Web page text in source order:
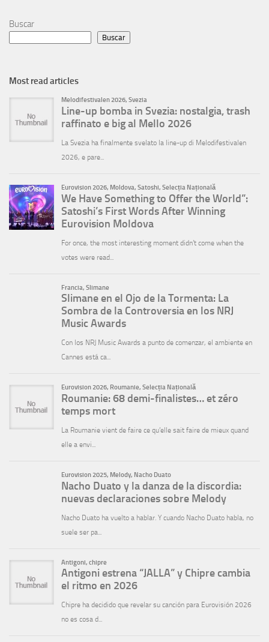
Buscar
Buscar
Most read articles